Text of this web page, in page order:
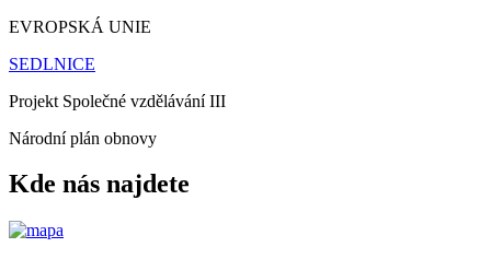
EVROPSKÁ UNIE
SEDLNICE
Projekt Společné vzdělávání III
Národní plán obnovy
Kde nás najdete